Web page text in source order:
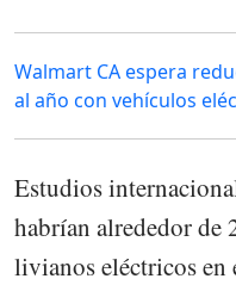
Walmart CA espera
al año con vehículos
Estudios
habrían alrededor de
livianos eléctricos en